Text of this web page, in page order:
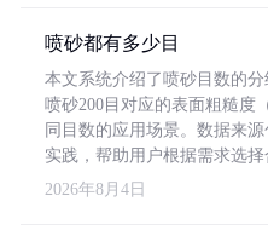
喷砂都有多少目
本文系统介绍了喷砂目数的
喷砂200目对应的表面粗糙度
同目数的应用场景。数据来
实践，帮助用户根据需求选择
2026年8月4日